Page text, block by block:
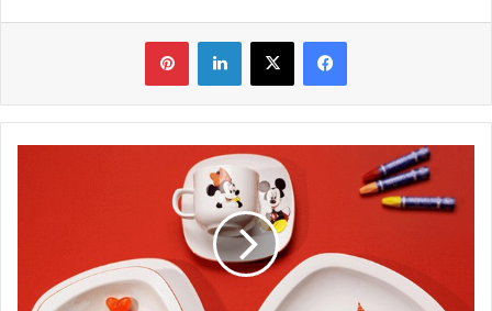
فیس بوک X لینکدین ‫پین‌ترست